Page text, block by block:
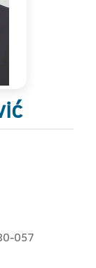
057